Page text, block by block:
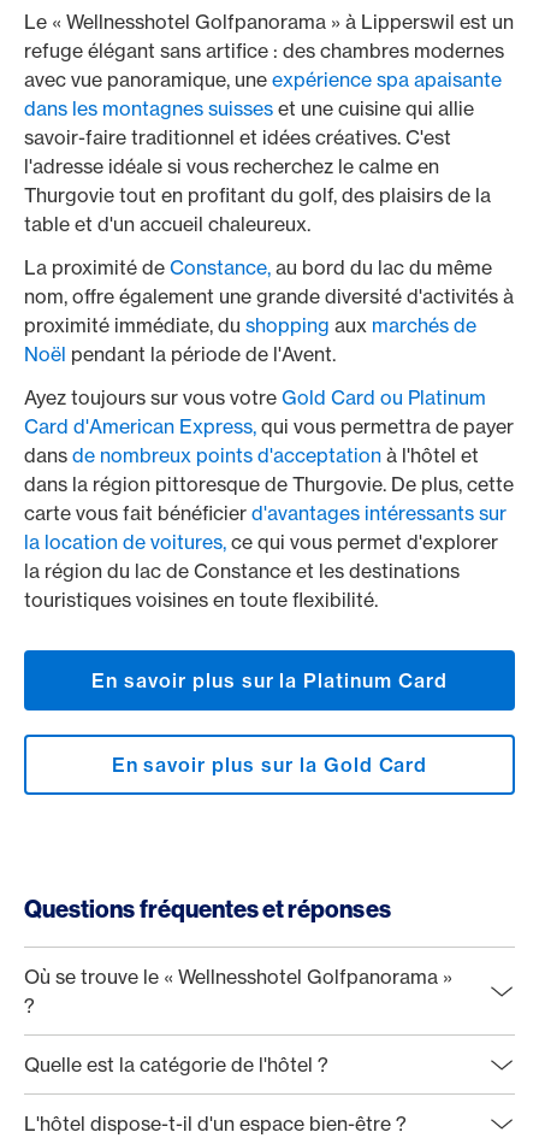
Le « Wellnesshotel Golfpanorama » à Lipperswil est un
refuge élégant sans artifice : des chambres modernes
avec vue panoramique, une expérience spa apaisante
dans les montagnes suisses et une cuisine qui allie
savoir-faire traditionnel et idées créatives. C'est
l'adresse idéale si vous recherchez le calme en
Thurgovie tout en profitant du golf, des plaisirs de la
table et d'un accueil chaleureux.
La proximité de Constance, au bord du lac du même
nom, offre également une grande diversité d'activités à
proximité immédiate, du shopping aux marchés de
Noël pendant la période de l'Avent.
Ayez toujours sur vous votre Gold Card ou Platinum
Card d'American Express, qui vous permettra de payer
dans de nombreux points d'acceptation à l'hôtel et
dans la région pittoresque de Thurgovie. De plus, cette
carte vous fait bénéficier d'avantages intéressants sur
la location de voitures, ce qui vous permet d'explorer
la région du lac de Constance et les destinations
touristiques voisines en toute flexibilité.
En savoir plus sur la Platinum Card
En savoir plus sur la Gold Card
Questions fréquentes et réponses
Où se trouve le « Wellnesshotel Golfpanorama »
?
Quelle est la catégorie de l'hôtel ?
L'hôtel dispose-t-il d'un espace bien-être ?